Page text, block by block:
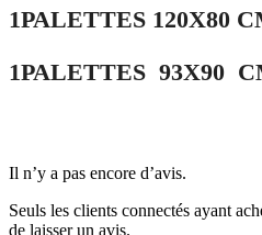
1PALETTES 120X80
1PALETTES 93X90
Il n’y a pas encore d’avis.
Seuls les clients connectés ayant
de laisser un avis.